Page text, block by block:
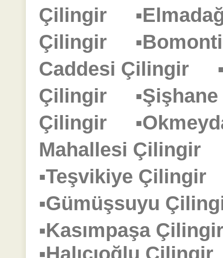
Çilingir
Çilingir
Caddesi Çilingir
Çilingir
Çilingir
Mahallesi Çilingir
▪Teşvikiye
▪Gümüşsuyu
▪Kasımpaşa